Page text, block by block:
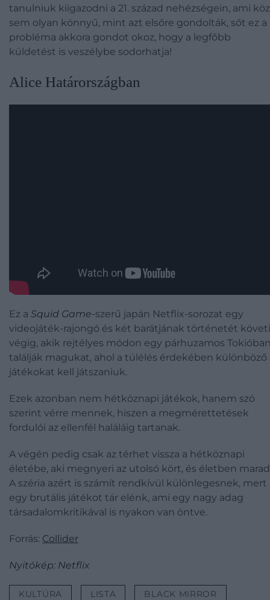
tanulniuk kiigazodni a 21. század nehézségein, ami
sem olyan könnyű, mint azt elsőre gondolták, sőt ez a
probléma akkora gondot okoz, hogy a legfőbb
küldetést is veszélybe sodorhatja!
Alice Határországban
Ez a Squid Game-szerű japán Netflix-sorozat egy
videojáték-rajongó és két barátjának történetét követi
végig, akik rejtélyes módon egy párhuzamos
találják magukat, ahol a túlélés érdekében különböző
játékokat kell játszaniuk.
Ezek azonban nem hétköznapi játékok, hanem szó
szerint vérre mennek, hiszen a megmérettetések
fordulói az ellenfél haláláig tartanak.
A végén pedig csak az térhet vissza a hétköznapi
életébe, aki megnyeri az utolsó kört, és életben
A széria azért is számít rendkívül különlegesnek, mert
egy brutális játékot tár elénk, ami egy nagy adag
társadalomkritikával is nyakon van öntve.
Forrás: Collider
Nyitókép: Netflix
KULTÚRA LISTA BLACK MIRROR